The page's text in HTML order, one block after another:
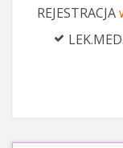
REJESTRACJA